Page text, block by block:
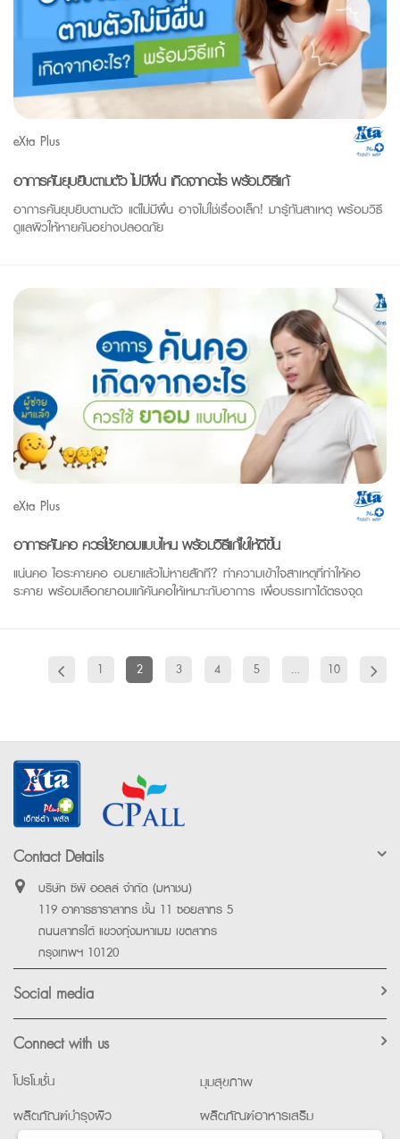
eXta Plus
อาการคันยุบยิบตามตัว ไม่มีผื่น เกิดจากอะไร พร้อมวิธีแก้
อาการคันยุบยิบตามตัว แต่ไม่มีผื่น อาจไม่ใช่เรื่องเล็ก! มารู้ทันสาเหตุ พร้อมวิธี
ดูแลผิวให้หายคันอย่างปลอดภัย
eXta Plus
อาการคันคอ ควรใช้ยาอมแบบไหน พร้อมวิธีแก้ไขให้ดีขึ้น
แน่นคอ ไอระคายคอ อมยาแล้วไม่หายสักที? ทำความเข้าใจสาเหตุที่ทำให้คอ
ระคาย พร้อมเลือกยาอมแก้คันคอให้เหมาะกับอาการ เพื่อบรรเทาได้ตรงจุด
1 2 3 4 5 … 10
Contact Details
บริษัท ซีพี ออลล์ จำกัด (มหาชน)
119 อาคารธาราสาทร ชั้น 11 ซอยสาทร 5
ถนนสาทรใต้ แขวงทุ่งมหาเมฆ เขตสาทร
กรุงเทพฯ 10120
Social media
Connect with us
โปรโมชั่น
มุมสุขภาพ
ผลิตภัณฑ์บำรุงผิว
ผลิตภัณฑ์อาหารเสริม